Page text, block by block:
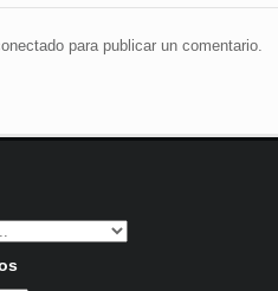
para publicar un comentario.